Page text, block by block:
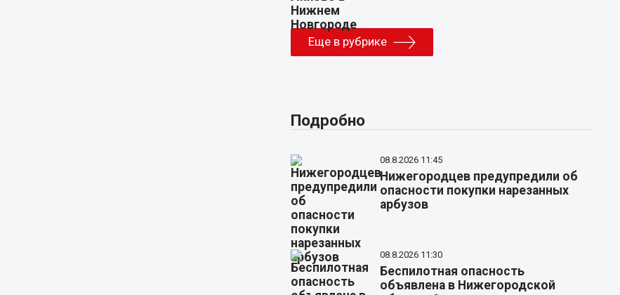
Еще в рубрике
Подробно
08.8.2026 11:45
Нижегородцев предупредили об
опасности покупки нарезанных
арбузов
08.8.2026 11:30
Беспилотная опасность
объявлена в Нижегородской